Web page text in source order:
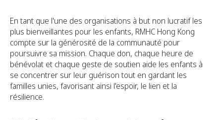
En tant que l'une des organisations à but non lucratif les
plus bienveillantes pour les enfants, RMHC Hong Kong
compte sur la générosité de la communauté pour
poursuivre sa mission. Chaque don, chaque heure de
bénévolat et chaque geste de soutien aide les enfants à
se concentrer sur leur guérison tout en gardant les
familles unies, favorisant ainsi l'espoir, le lien et la
résilience.